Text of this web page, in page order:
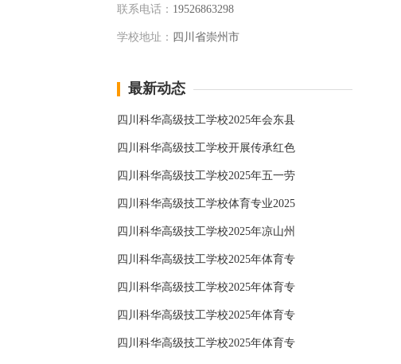
联系电话： 19526863298
学校地址： 四川省崇州市
最新动态
四川科华高级技工学校2025年会东县
四川科华高级技工学校开展传承红色
四川科华高级技工学校2025年五一劳
四川科华高级技工学校体育专业2025
四川科华高级技工学校2025年凉山州
四川科华高级技工学校2025年体育专
四川科华高级技工学校2025年体育专
四川科华高级技工学校2025年体育专
四川科华高级技工学校2025年体育专